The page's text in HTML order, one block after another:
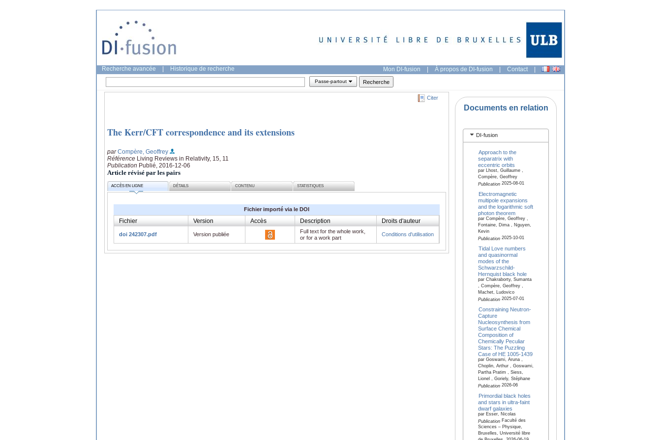
Recherche avancée Historique de recherche Mon DI-fusion | À propos de DI-fusion | Contact |
Passe-partout
Citer
The Kerr/CFT correspondence and its extensions
parCompère, Geoffrey
Référence Living Reviews in Relativity, 15, 11
Publication Publié, 2016-12-06
Article révisé par les pairs
ACCÈS EN LIGNE DÉTAILS CONTENU STATISTIQUES
Fichier importé via le DOI
Fichier Version Accès Description Droits d'auteur
doi 242307.pdf Version publiée
Full text for the whole work,
or for a work part
Conditions d'utilisation
Documents en relation
DI-fusion
Approach to the
separatrix with
eccentric orbits
par Lhost, Guillaume ,
Compère, Geoffrey
Publication2025-08-01
Electromagnetic
multipole expansions
and the logarithmic soft
photon theorem
par Compère, Geoffrey ,
Fontaine, Dima , Nguyen,
Kevin
Publication2025-10-01
Tidal Love numbers
and quasinormal
modes of the
Schwarzschild-
Hernquist black hole
par Chakraborty, Sumanta
, Compère, Geoffrey ,
Machet, Ludovico
Publication2025-07-01
Constraining Neutron-
Capture
Nucleosynthesis from
Surface Chemical
Composition of
Chemically Peculiar
Stars: The Puzzling
Case of HE 1005-1439
par Goswami, Aruna ,
Choplin, Arthur , Goswami,
Partha Pratim , Siess,
Lionel , Goriely, Stéphane
Publication2026-06
Primordial black holes
and stars in ultra-faint
dwarf galaxies
par Esser, Nicolas
PublicationFaculté des
Sciences – Physique,
Bruxelles, Université libre